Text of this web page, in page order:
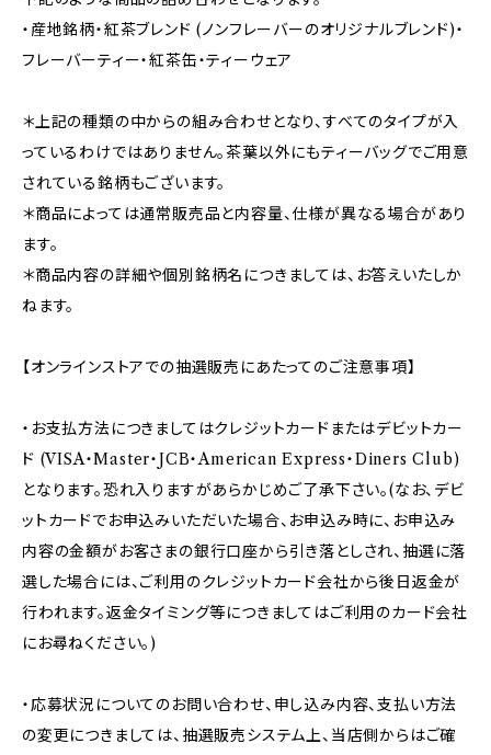
・産地銘柄・紅茶ブレンド (ノンフレーバーのオリジナルブレンド)・
フレーバーティー・紅茶缶・ティーウェア
＊上記の種類の中からの組み合わせとなり、すべてのタイプが入
っているわけではありません。茶葉以外にもティーバッグでご用意
されている銘柄もございます。
＊商品によっては通常販売品と内容量、仕様が異なる場合があり
ます。
＊商品内容の詳細や個別銘柄名につきましては、お答えいたしか
ねます。
【オンラインストアでの抽選販売にあたってのご注意事項】
・お支払方法につきましてはクレジットカードまたはデビットカー
ド (VISA・Master・JCB・American Express・Diners Club)
となります。恐れ入りますがあらかじめご了承下さい。(なお、デビ
ットカードでお申込みいただいた場合、お申込み時に、お申込み
内容の金額がお客さまの銀行口座から引き落としされ、抽選に落
選した場合には、ご利用のクレジットカード会社から後日返金が
行われます。返金タイミング等につきましてはご利用のカード会社
にお尋ねください。)
・応募状況についてのお問い合わせ、申し込み内容、支払い方法
の変更につきましては、抽選販売システム上、当店側からはご確